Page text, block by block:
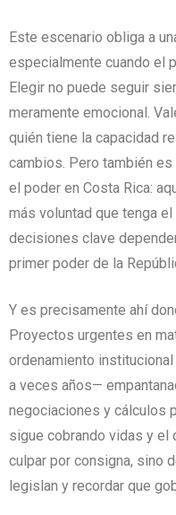
Este escenario obliga a
especialmente cuando el
Elegir no puede seguir
meramente emocional.
quién tiene la capacidad
cambios. Pero también
el poder en Costa Rica:
más voluntad que tenga
decisiones clave
primer poder de la
Y es precisamente ahí
Proyectos urgentes en
ordenamiento
a veces años—
negociaciones y cálculos
sigue cobrando vidas y el
culpar por consigna, sino
legislan y recordar que